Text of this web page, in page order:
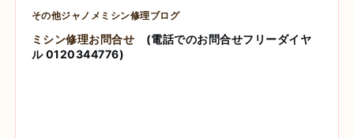
その他ジャノメミシン修理ブログ
ミシン修理お問合せ
(電話でのお問合せフリーダイヤ
ル 0120344776)